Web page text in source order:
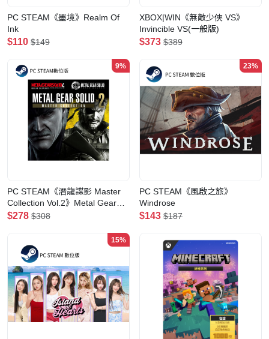
PC STEAM《墨境》Realm Of
Ink
$110 $149
XBOX|WIN《無敵少俠 VS》
Invincible VS(一般版)
$373 $389
9%
PC STEAM《潛龍諜影 Master
Collection Vol.2》Metal Gear
Solid Master Collection Vol.2(數
$278 $308
23%
PC STEAM《風啟之旅》
Windrose
$143 $187
15%